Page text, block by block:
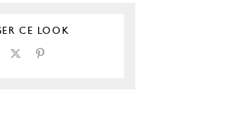
CE LOOK